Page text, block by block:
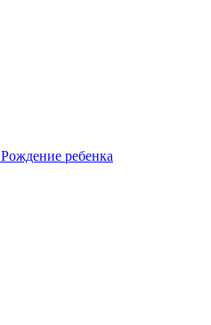
Рождение ребенка